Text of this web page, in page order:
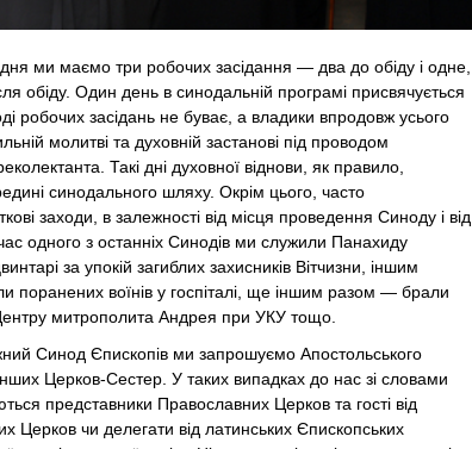
дня ми маємо три робочих засідання — два до обіду і одне,
обіду. Один день в синодальній програмі присвячується
робочих засідань не буває, а владики впродовж усього
молитві та духовній застанові під проводом
Такі дні духовної віднови, як правило,
синодального шляху. Окрім цього, часто
заходи, в залежності від місця проведення Синоду і від
одного з останніх Синодів ми служили Панахиду
за упокій загиблих захисників Вітчизни, іншим
поранених воїнів у госпіталі, ще іншим разом — брали
Центру митрополита Андрея при УКУ тощо.
Синод Єпископів ми запрошуємо Апостольського
Церков-Сестер. У таких випадках до нас зі словами
представники Православних Церков та гості від
Церков чи делегати від латинських Єпископських